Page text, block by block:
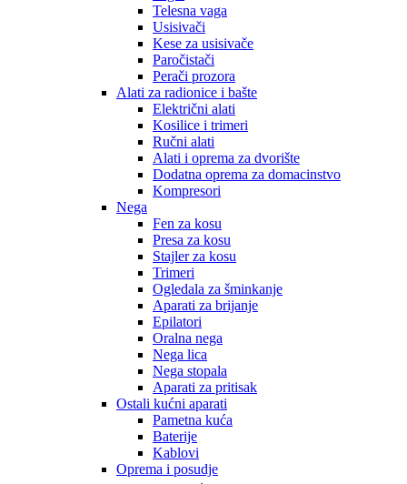
Telesna vaga
Usisivači
Kese za usisivače
Paročistači
Perači prozora
Alati za radionice i bašte
Električni alati
Kosilice i trimeri
Ručni alati
Alati i oprema za dvorište
Dodatna oprema za domacinstvo
Kompresori
Nega
Fen za kosu
Presa za kosu
Stajler za kosu
Trimeri
Ogledala za šminkanje
Aparati za brijanje
Epilatori
Oralna nega
Nega lica
Nega stopala
Aparati za pritisak
Ostali kućni aparati
Pametna kuća
Baterije
Kablovi
Oprema i posudje